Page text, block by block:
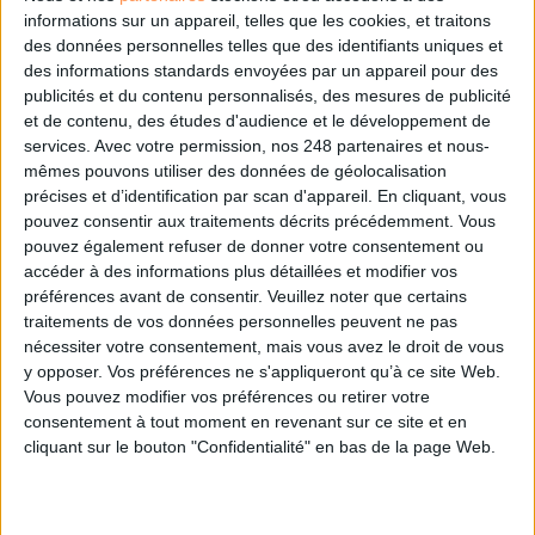
informations sur un appareil, telles que les cookies, et traitons
des données personnelles telles que des identifiants uniques et
des informations standards envoyées par un appareil pour des
publicités et du contenu personnalisés, des mesures de publicité
et de contenu, des études d'audience et le développement de
services. Avec votre permission, nos 248 partenaires et nous-
mêmes pouvons utiliser des données de géolocalisation
précises et d’identification par scan d'appareil. En cliquant, vous
pouvez consentir aux traitements décrits précédemment. Vous
pouvez également refuser de donner votre consentement ou
accéder à des informations plus détaillées et modifier vos
préférences avant de consentir. Veuillez noter que certains
traitements de vos données personnelles peuvent ne pas
nécessiter votre consentement, mais vous avez le droit de vous
y opposer. Vos préférences ne s'appliqueront qu’à ce site Web.
Vous pouvez modifier vos préférences ou retirer votre
consentement à tout moment en revenant sur ce site et en
cliquant sur le bouton "Confidentialité" en bas de la page Web.
Les derniers guides :
IA génératives : cas d’usage et retours d’expérience
Archivage physique et électronique : enjeux, méthodes et
outils
Stratégie data : tirez profit de l’intelligence des
données
LES DERNIÈRES PARUTIONS